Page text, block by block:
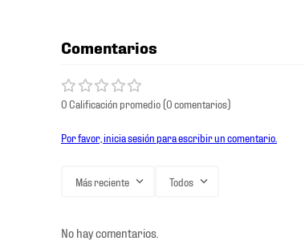
Comentarios
0 Calificación promedio(0 comentarios)
Por favor, inicia sesión para escribir un comentario.
Más reciente Todos
No hay comentarios.